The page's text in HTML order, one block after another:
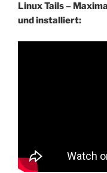
Linux Tails –
und installiert: